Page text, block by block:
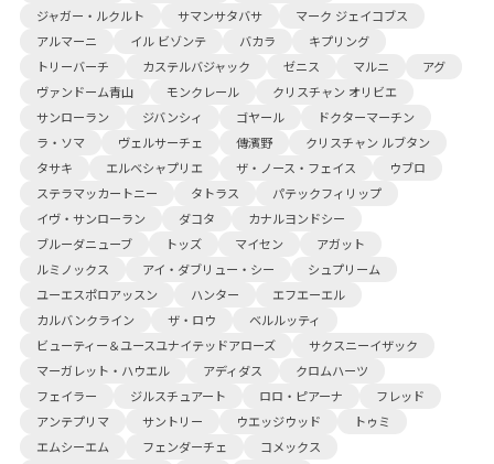
ジャガー・ルクルト
サマンサタバサ
マーク ジェイコブス
アルマーニ
イル ビゾンテ バカラ
キプリング
トリーバーチ
カステルバジャック ゼニス マルニ
アグ
ヴァンドーム青山
モンクレール
クリスチャン オリビエ
サンローラン
ジバンシィ ゴヤール
ドクターマーチン
ラ・ソマ
ヴェルサーチェ 傳濱野
クリスチャン ルブタン
タサキ
エルベシャプリエ ザ・ノース・フェイス
ウブロ
ステラマッカートニー
タトラス
パテックフィリップ
イヴ・サンローラン
ダコタ
カナルヨンドシー
ブルーダニューブ
トッズ マイセン
アガット
ルミノックス
アイ・ダブリュー・シー
シュプリーム
ユーエスポロアッスン
ハンター
エフエーエル
カルバンクライン
ザ・ロウ
ベルルッティ
ビューティー＆ユースユナイテッドアローズ
サクスニーイザック
マーガレット・ハウエル
アディダス
クロムハーツ
フェイラー
ジルスチュアート ロロ・ピアーナ
フレッド
アンテプリマ
サントリー ウエッジウッド
トゥミ
エムシーエム
フェンダーチェ
コメックス